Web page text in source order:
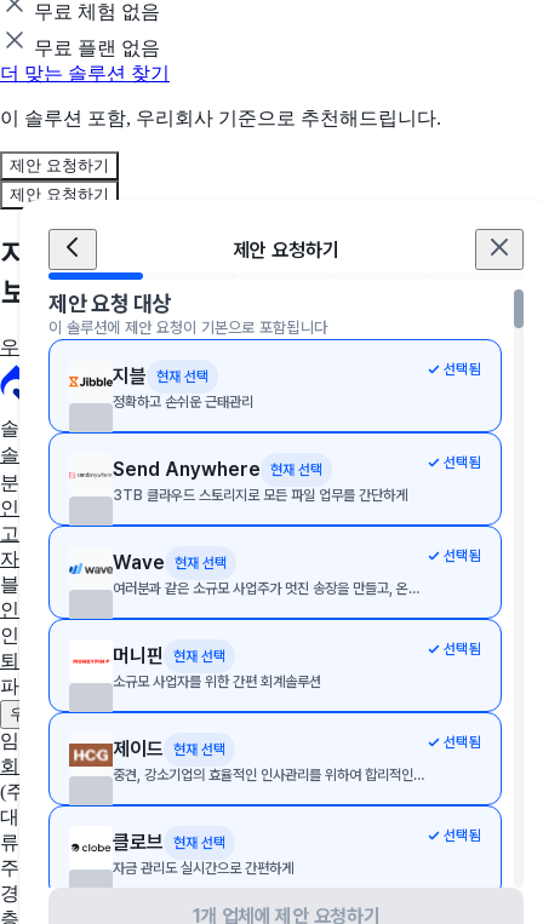
무료 체험 없음
무료 플랜 없음
더 맞는 솔루션 찾기
이 솔루션 포함, 우리회사 기준으로 추천해드립니다.
제안 요청하기
제안 요청하기
제안 요청 대상
이 솔루션에 제안 요청이 기본으로 포함됩니다
지블
현재 선택
정확하고 손쉬운 근태관리
선택됨
Send Anywhere
현재 선택
3TB 클라우드 스토리지로 모든 파일 업무를 간단하게
선택됨
Wave
현재 선택
여러분과 같은 소규모 사업주가 멋진 송장을 만들고, 온라인 결제를 받고, 회계를 간편하게 처리할 수 있으며, 이 모든 작업이 한 곳에서 가능합니다.
선택됨
머니핀
현재 선택
소규모 사업자를 위한 간편 회계솔루션
선택됨
제이드
현재 선택
중견, 강소기업의 효율적인 인사관리를 위하여 합리적인 가격, 높은 유연성 및 최고의 성능이 탑재된 통합 e-HR 패키지 구축 및 구현 서비스를 제공합니다.
선택됨
클로브
현재 선택
자금 관리도 실시간으로 간편하게
선택됨
1개 업체에 제안 요청하기
제안 요청하기
지금, 우리 회사에 딱 맞는 솔루션을 만나
보세요
우리 회사에 딱 맞는 툴 추천받기
솔루션 추천
솔루션 추천받기
분야별 솔루션
인사·노무
협업툴·그룹웨어 세무·회계 문서관리 구독관리
영업·
고객관리 AI·자동화 데이터 분석 마케팅 이커머스 웹사이트
자인툴
개발운영 보안접속
교육관리
블로그
인사이트
인사노무 계산기
퇴직금 계산기 4대보험 계산기
파트너
우리 솔루션 등록하기 제휴 문의하기 광고 문의하기
임팩트플로우
회사 소개 팀 소개 채용중인 포지션
(주)임팩트플로우
대표자
류효권
주소
경기도 성남시 수정구 창업로 43, 판교글로벌비즈센터 업무동 4
층 2호